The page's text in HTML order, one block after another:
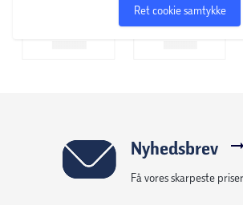
Ret cookie samtykke
Nyhedsbrev
Få vores skarpeste